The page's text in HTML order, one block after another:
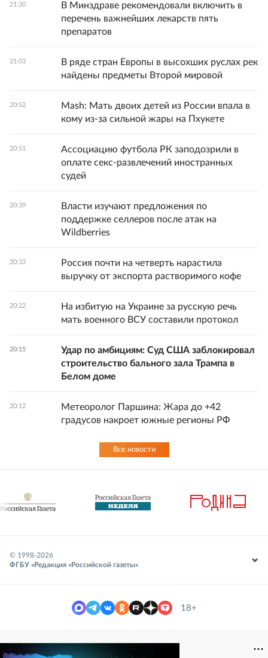
21:30
В Минздраве рекомендовали включить в
перечень важнейших лекарств пять
препаратов
21:03
В ряде стран Европы в высохших руслах рек
найдены предметы Второй мировой
20:52
Mash: Мать двоих детей из России впала в
кому из-за сильной жары на Пхукете
20:51
Ассоциацию футбола РК заподозрили в
оплате секс-развлечений иностранных
судей
20:39
Власти изучают предложения по
поддержке селлеров после атак на
Wildberries
20:33
Россия почти на четверть нарастила
выручку от экспорта растворимого кофе
20:22
На избитую на Украине за русскую речь
мать военного ВСУ составили протокол
20:15
Удар по амбициям: Суд США заблокировал
строительство бального зала Трампа в
Белом доме
20:12
Метеоролог Паршина: Жара до +42
градусов накроет южные регионы РФ
Все новости
© 1998-2026
ФГБУ «Редакция «Российской газеты»
18+